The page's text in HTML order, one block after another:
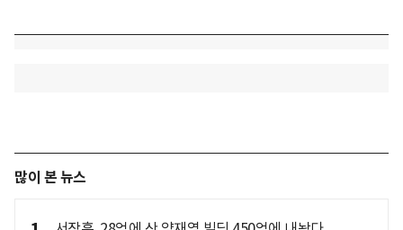
많이 본 뉴스